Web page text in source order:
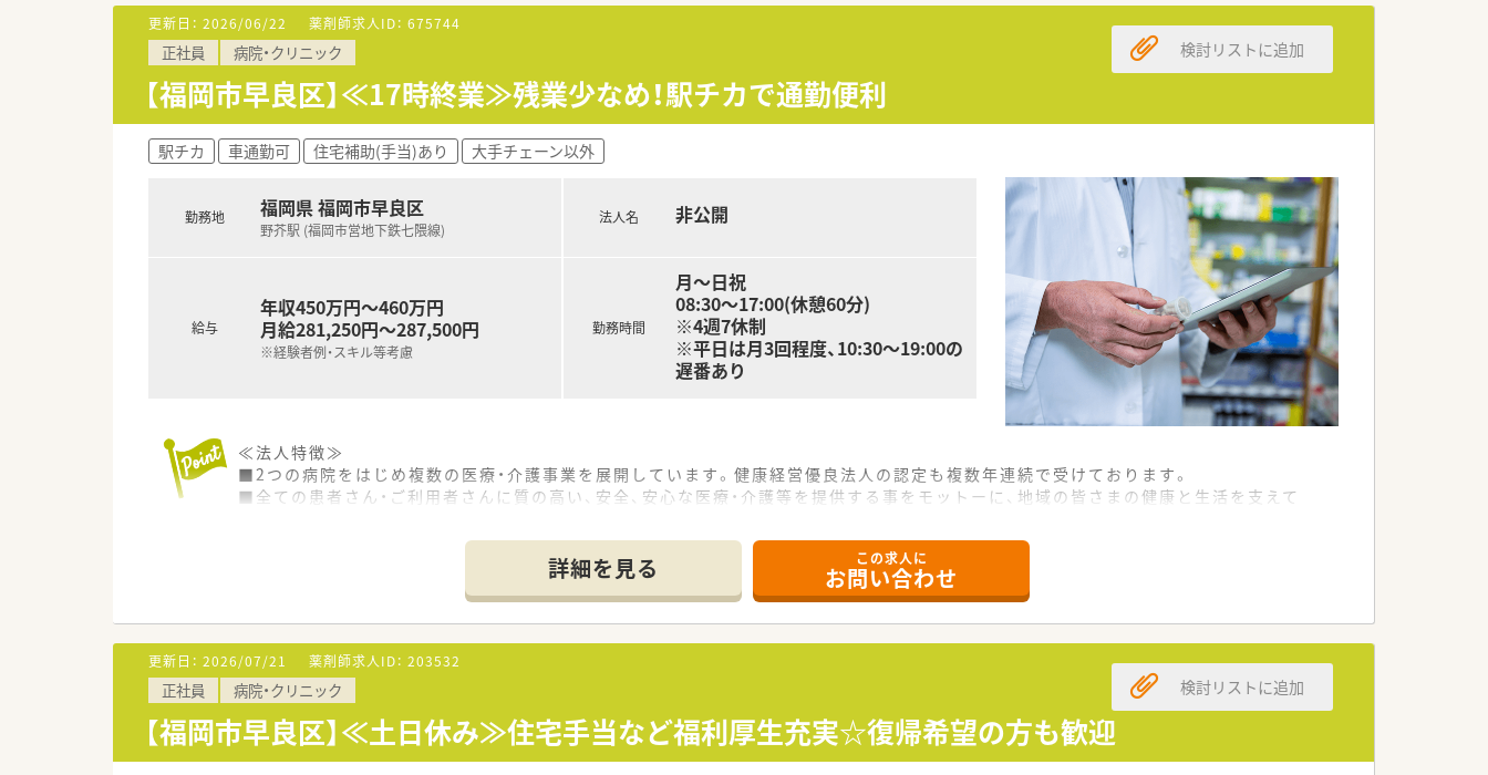
【想定される業務内容】
■調剤や監査、服薬指導といった基本的な業務に加え、医薬品情報管理（DI業務）などもお任せします。
■病棟での服薬指導や注射薬の無菌混合調製など、専門性を活かした病棟薬剤業務に深く関わります。
■院内の各種委員会へも参加していただき、医療安全や感染対策といった病院運営にも貢献していただきます。
【職場環境と雰囲気】
■薬剤師は常勤で12名が在籍しており、業務に集中できるよう薬剤助手がサポートする体制が整っています。
■新卒採用も行うなど教育体制が充実しており、若手からベテランまでが協力し合う活気ある職場です。
■医師や看護師など他職種との垣根が低く、日頃から気軽に情報交換ができる風通しの良い環境です。
更新日： 2026/06/22 薬剤師求人ID： 675744
正社員 病院・クリニック
【福岡市早良区】≪17時終業≫残業少なめ！駅チカで通勤便利
検討リストに追加
駅チカ 車通勤可 住宅補助(手当)あり 大手チェーン以外
勤務地 福岡県 福岡市早良区
野芥駅 (福岡市営地下鉄七隈線)
給与
年収450万円～460万円
月給281,250円～287,500円
※経験者例・スキル等考慮
法人名 非公開
勤務時間
月～日祝
08:30～17:00(休憩60分)
※4週7休制
※平日は月3回程度、10:30～19:00の
遅番あり
≪法人特徴≫
■2つの病院をはじめ複数の医療・介護事業を展開しています。健康経営優良法人の認定も複数年連続で受けております。
■全ての患者さん・ご利用者さんに質の高い、安全、安心な医療・介護等を提供する事をモットーに、地域の皆さまの健康と生活を支えて
■働き方改革にも積極的に取り組んでおり、残業時間や当直回数の抑制や有給取得強化も行っております。
■病床数約190床の病院です。
■新卒採用にも力を入れております。
■車通勤も可能ですが、地下鉄の最寄駅の出口から徒歩すぐですので、公共交通機関での通勤も大変便利です。
≪薬剤部のご紹介≫
■薬剤師は常勤12名の方が在籍しており、助手の方も1名在籍されております。
■月3回程度、10:30～19:00の遅番対応もございますが、基本的に17時台終業のため、無理なくご就業できる環境です。
■年間休日110日のため、メリハリつけて就業できプライベートの時間もしっかりと確保できます。
詳細を見る この求人に
お問い合わせ
更新日： 2026/07/21 薬剤師求人ID： 203532
正社員 病院・クリニック
【福岡市早良区】≪土日休み≫住宅手当など福利厚生充実☆復帰希望の方も歓迎
検討リストに追加